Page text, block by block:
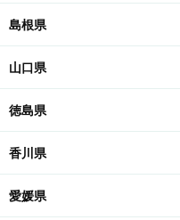
島根県
山口県
徳島県
香川県
愛媛県